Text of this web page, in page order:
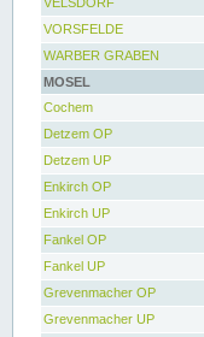
VORSFELDE
WARBER GRABEN
MOSEL
Cochem
Detzem OP
Detzem UP
Enkirch OP
Enkirch UP
Fankel OP
Fankel UP
Grevenmacher OP
Grevenmacher UP